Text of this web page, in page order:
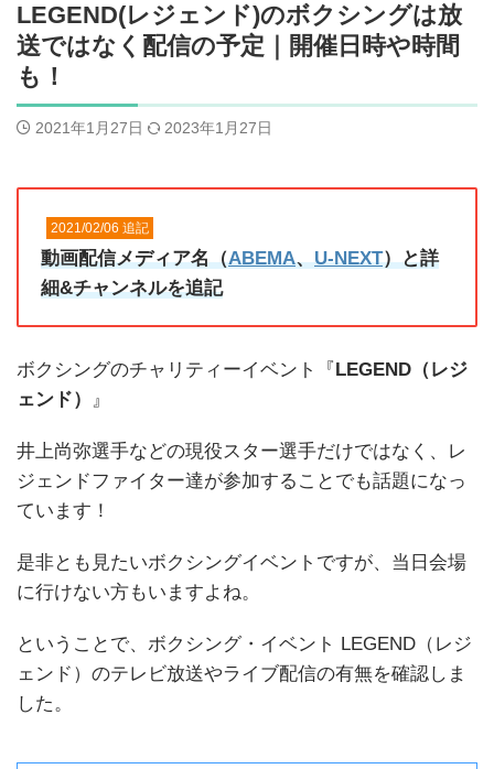
LEGEND(レジェンド)のボクシングは放
送ではなく配信の予定｜開催日時や時間
も！
2021年1月27日 2023年1月27日
2021/02/06 追記
動画配信メディア名（ABEMA、U-NEXT）と詳
細&チャンネルを追記
ボクシングのチャリティーイベント『 LEGEND（レジ
ェンド）
』
井上尚弥選手などの現役スター選手だけではなく、レ
ジェンドファイター達が参加することでも話題になっ
ています！
是非とも見たいボクシングイベントですが、当日会場
に行けない方もいますよね。
ということで、ボクシング・イベント LEGEND（レジ
ェンド）のテレビ放送やライブ配信の有無を確認しま
した。